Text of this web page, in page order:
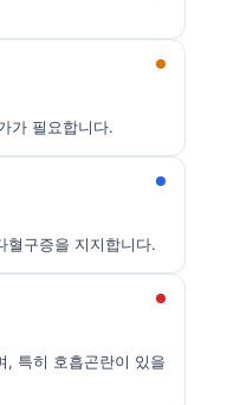
가 필요합니다.
혈구증을 지지합니다.
, 특히 호흡곤란이 있을